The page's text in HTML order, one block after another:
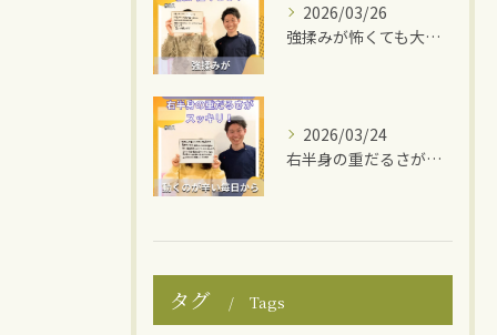
2026/03/26
強揉みが怖くても大丈夫！
2026/03/24
右半身の重だるさがスッキリ！
タグ Tags